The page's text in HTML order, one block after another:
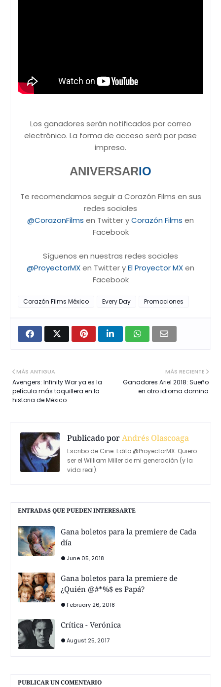
Los ganadores serán notificados por correo
electrónico. La forma de acceso será por pase
impreso.
ANIVERSARIO
Te recomendamos seguir a Corazón Films en sus
redes sociales
@CorazonFilms en Twitter yCorazón Films en
Facebook
Síguenos en nuestras redes sociales
@ProyectorMXen Twitter yEl Proyector MXen
Facebook
Corazón Films México Every Day Promociones
MÁS RECIENTE
Ganadores Ariel 2018: Sueño
en otro idioma domina
MÁS ANTIGUA
Avengers: Infinity War ya es la
película más taquillera en la
historia de México
Publicado porAndrés Olascoaga
Escribo de Cine. Edito @ProyectorMX. Quiero
ser el William Miller de mi generación (y la
vida real).
ENTRADAS QUE PUEDEN INTERESARTE
Gana boletos para la premiere de Cada
día
June 05, 2018
Gana boletos para la premiere de
¿Quién @#*%$ es Papá?
February 26, 2018
Crítica - Verónica
August 25, 2017
PUBLICAR UN COMENTARIO